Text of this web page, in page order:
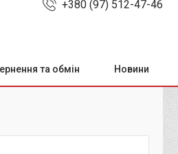
+380 (97) 512-47-46
та обмін Новини